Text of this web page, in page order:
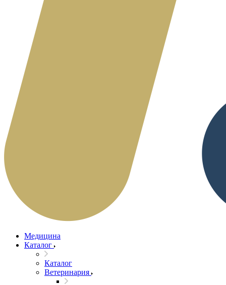
Медицина
Каталог
Каталог
Ветеринария